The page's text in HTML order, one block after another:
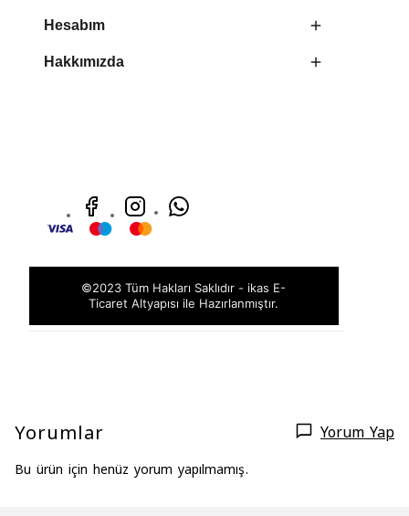
Hesabım
Hakkımızda
©2023 Tüm Hakları Saklıdır - ikas E-
TicaretAltyapısı ile Hazırlanmıştır.
Yorumlar Yorum Yap
Bu ürün için henüz yorum yapılmamış.